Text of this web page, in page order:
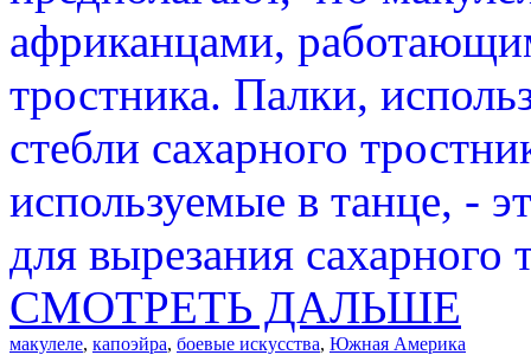
африканцами,
тростника. Палки,
стебли сахарного
используемые в танце, -
для вырезания сахарного
СМОТРЕТЬ ДАЛЬШЕ
макулеле, капоэйра, боевые искусства, Южная Америка